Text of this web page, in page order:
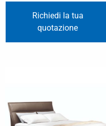
Richiedi la tua
quotazione